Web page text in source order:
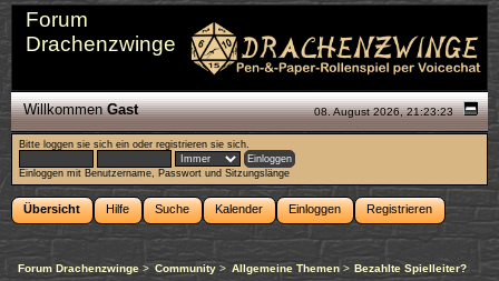
Forum
Drachenzwinge
08. August 2026, 21:23:23
WillkommenGast
Bitte loggen sie sich ein oderregistrieren sie sich.
Einloggen mit Benutzername, Passwort und Sitzungslänge
Übersicht Hilfe Suche Kalender Einloggen Registrieren
Forum Drachenzwinge > Community> Allgemeine Themen> Bezahlte Spielleiter?